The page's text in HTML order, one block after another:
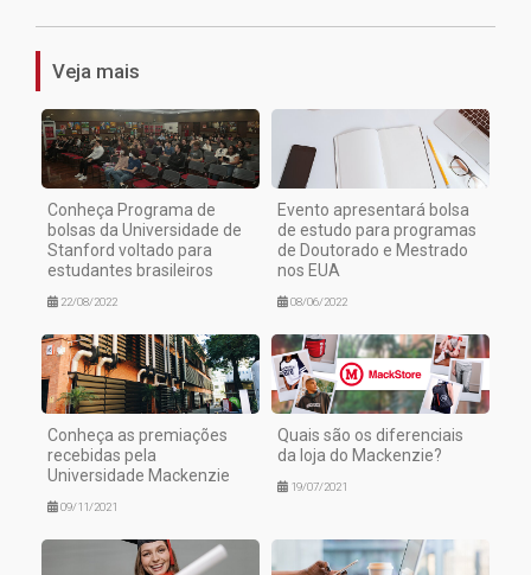
Veja mais
Conheça Programa de
bolsas da Universidade de
Stanford voltado para
estudantes brasileiros
22/08/2022
Evento apresentará bolsa
de estudo para programas
de Doutorado e Mestrado
nos EUA
08/06/2022
Conheça as premiações
recebidas pela
Universidade Mackenzie
09/11/2021
Quais são os diferenciais
da loja do Mackenzie?
19/07/2021